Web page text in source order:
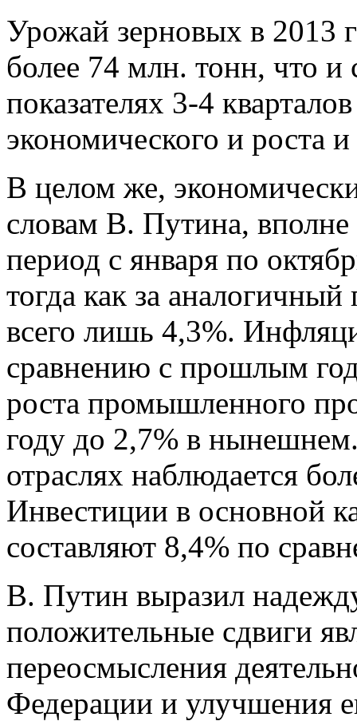
Урожай зерновых в 2013
более 74 млн. тонн, что и
показателях 3-4
экономического и роста
В целом же,
словам В. Путина, вполне
период с января по
тогда как за
всего лишь 4,3%.
сравнению с прошлым
роста промышленного
году до 2,7% в
отраслях наблюдается
Инвестиции в основной
составляют 8,4% по
В. Путин выразил
положительные сдвиги
переосмысления
Федерации и улучшения